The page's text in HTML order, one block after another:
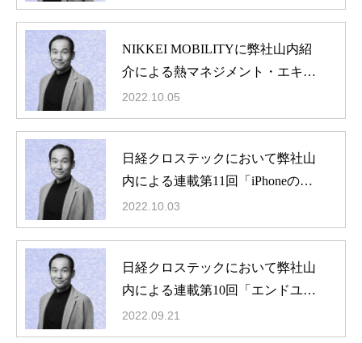
ルグラスとの相乗効果が期待され
NIKKEI MOBILITYに弊社山内紹
介による熱マネジメント・エキス
パートの記事掲載
2022.10.05
日経クロステックにおいて弊社山
内による連載第11回「iPhoneの訴
求力の観点でメタバースとのシナ
ジーを模索するApple」掲載
2022.10.03
日経クロステックにおいて弊社山
内による連載第10回「エンドユー
ザー視点のチップ開発とデータ量
の削減にたけた米Qualcomm」掲載
2022.09.21